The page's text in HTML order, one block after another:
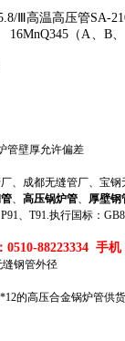
Ⅲ高温高压管SA-
16MnQ345（A、 B、
管壁厚允许偏差
成都无缝管厂、宝钢
、 高压锅炉管、
厚壁钢
、T91.执行国标：
88223334 手机
缝钢管外径
的高压合金锅炉管供